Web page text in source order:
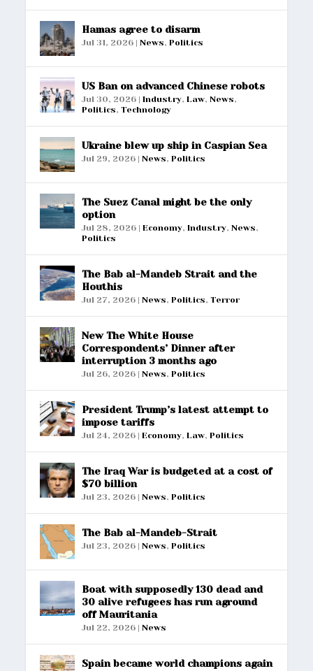
Hamas agree to disarm
Jul 31, 2026 |News,Politics
US Ban on advanced Chinese robots
Jul 30, 2026 |Industry,Law,News,
Politics,Technology
Ukraine blew up ship in Caspian Sea
Jul 29, 2026 |News,Politics
The Suez Canal might be the only
option
Jul 28, 2026 |Economy,Industry,News,
Politics
The Bab al-Mandeb Strait and the
Houthis
Jul 27, 2026 |News,Politics,Terror
New The White House
Correspondents’ Dinner after
interruption 3 months ago
Jul 26, 2026 |News,Politics
President Trump’s latest attempt to
impose tariffs
Jul 24, 2026 |Economy,Law,Politics
The Iraq War is budgeted at a cost of
$70 billion
Jul 23, 2026 |News,Politics
The Bab al-Mandeb-Strait
Jul 23, 2026 |News,Politics
Boat with supposedly 130 dead and
30 alive refugees has run aground
off Mauritania
Jul 22, 2026 |News
Spain became world champions again